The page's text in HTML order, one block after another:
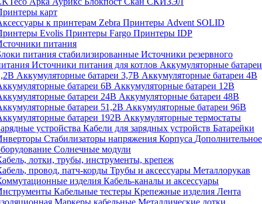
карт
к принтерам Zebra Принтеры Advent SOLID
Evolis Принтеры Fargo Принтеры IDP
питания
питания стабилизированные Источники резервного
Источники питания для котлов Аккумуляторные батареи
Аккумуляторные батареи 3,7В Аккумуляторные батареи 4В
батареи 6В Аккумуляторные батареи 12В
батареи 24В Аккумуляторные батареи 48В
батареи 51,2В Аккумуляторные батареи 96В
батареи 192В Аккумуляторные термостаты
устройства Кабели для зарядных устройств Батарейки
Стабилизаторы напряжения Корпуса Дополнительное
Солнечные модули
лотки, трубы, инструменты, крепеж
провод, патч-корды Трубы и аксессуары Металлорукав
изделия Кабель-каналы и аксессуары
Кабельные тестеры Крепежные изделия Лента
Маркеры кабельные Металлические лотки,